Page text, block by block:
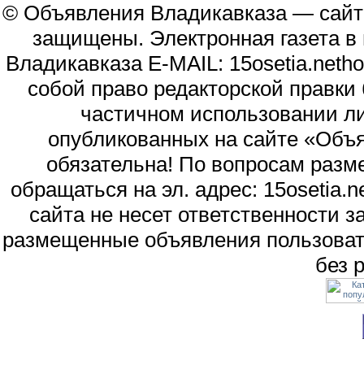
© Объявления Владикавказа —
защищены. Электронная газета
Владикавказа E-MAIL:
собой право редакторской
частичном использовании
опубликованных на сайте
обязательна! По вопросам
обращаться на эл. адрес:
сайта не несет
размещенные объявления
без